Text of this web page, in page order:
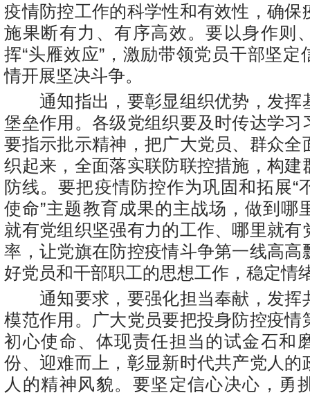
疫情防控工作的科学性和有效性，确保
施果断有力、有序高效。要以身作则
挥“头雁效应”，激励带领党员干部坚定
情开展坚决斗争。
通知指出，要彰显组织优势，发挥
堡垒作用。各级党组织要及时传达学习
要指示批示精神，把广大党员、群众全
织起来，全面落实联防联控措施，构建
防线。要把疫情防控作为巩固和拓展“
使命”主题教育成果的主战场，做到哪
就有党组织坚强有力的工作、哪里就有
率，让党旗在防控疫情斗争第一线高高
好党员和干部职工的思想工作，稳定情
通知要求，要强化担当奉献，发挥
模范作用。广大党员要把投身防控疫情
初心使命、体现责任担当的试金石和
份、迎难而上，彰显新时代共产党人的
人的精神风貌。要坚定信心决心，勇